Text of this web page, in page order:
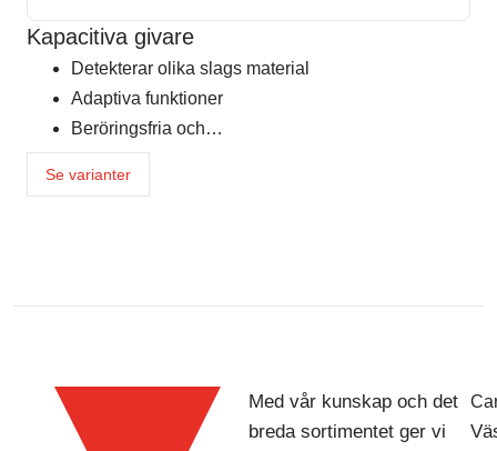
Kapacitiva givare
Detekterar olika slags material
Adaptiva funktioner
Beröringsfria och…
Se varianter
Med vår kunskap och det
breda sortimentet ger vi